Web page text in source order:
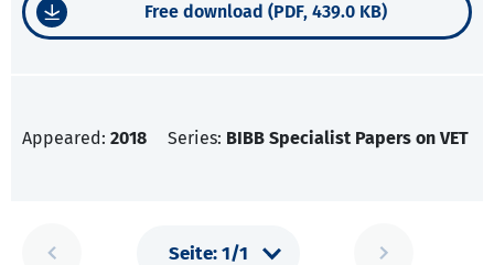
Free download (PDF, 439.0 KB)
Appeared: 2018 Series: BIBB Specialist Papers on VET